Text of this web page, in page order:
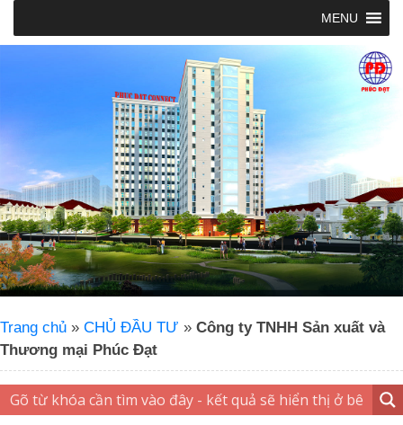
MENU
Trang chủ » CHỦ ĐẦU TƯ » Công ty TNHH Sản xuất và
Thương mại Phúc Đạt